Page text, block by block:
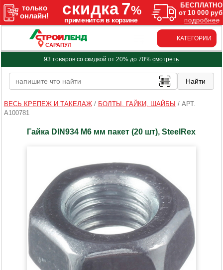
САРАПУЛ
КАТЕГОРИИ
93 товаров со скидкой от 20% до 70%смотреть
ВЕСЬ КРЕПЕЖ И ТАКЕЛАЖ/ БОЛТЫ, ГАЙКИ, ШАЙБЫ / АРТ.
A100781
Гайка DIN934 М6 мм пакет (20 шт), SteelRex